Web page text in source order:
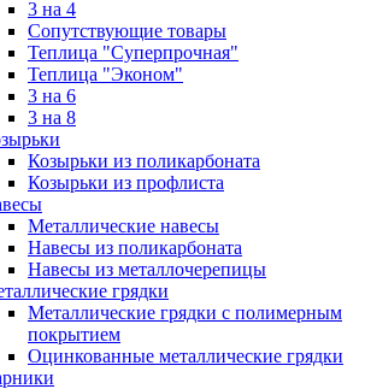
3 на 4
Сопутствующие товары
Теплица "Суперпрочная"
Теплица "Эконом"
3 на 6
3 на 8
Козырьки из поликарбоната
Козырьки из профлиста
Металлические навесы
Навесы из поликарбоната
Навесы из металлочерепицы
грядки
Металлические грядки с полимерным
покрытием
Оцинкованные металлические грядки